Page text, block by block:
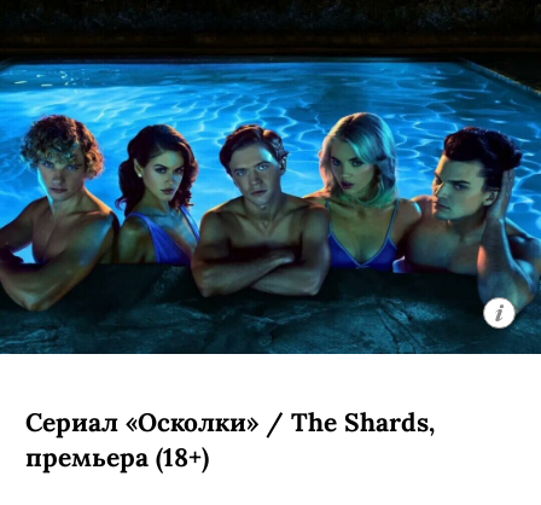
Судейкис) возвращается в Лондон,
чтобы на этот раз взяться за женскую
футбольную команду. Подробностей
сюжета пока немного, но известно, что
к своим ролям вернутся почти все
основные актеры — Брендан Хант,
Ханна Уоддингэм, Джуно Темпл, Бретт
Голдстин и Джереми Свифт.
С 4 августа, Apple TV